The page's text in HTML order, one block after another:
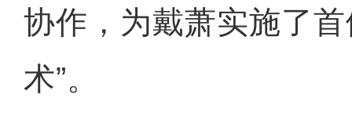
协作，为戴萧实施了
术”。